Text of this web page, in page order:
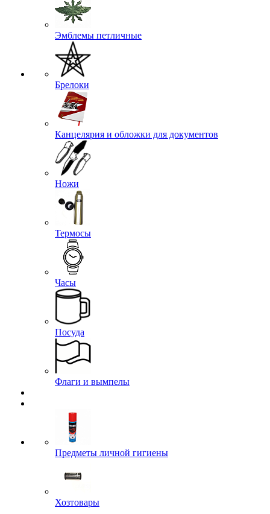
Эмблемы петличные
Брелоки
Канцелярия и обложки для документов
Ножи
Термосы
Часы
Посуда
Флаги и вымпелы
Предметы личной гигиены
Хозтовары